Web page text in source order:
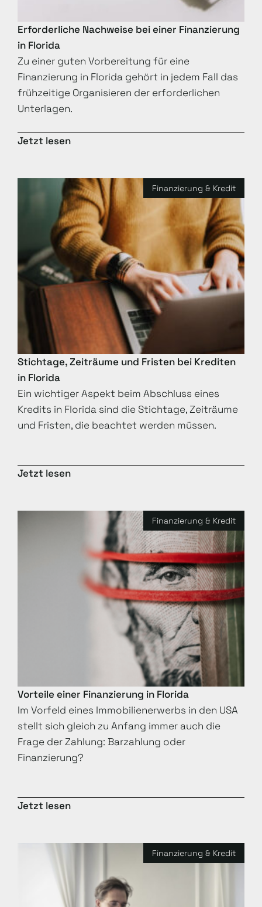
Erforderliche Nachweise bei einer Finanzierung
in Florida
Zu einer guten Vorbereitung für eine
Finanzierung in Florida gehört in jedem Fall das
frühzeitige Organisieren der erforderlichen
Unterlagen.
Jetzt lesen
Finanzierung & Kredit
Stichtage, Zeiträume und Fristen bei Krediten
in Florida
Ein wichtiger Aspekt beim Abschluss eines
Kredits in Florida sind die Stichtage, Zeiträume
und Fristen, die beachtet werden müssen.
Jetzt lesen
Finanzierung & Kredit
Vorteile einer Finanzierung in Florida
Im Vorfeld eines Immobilienerwerbs in den USA
stellt sich gleich zu Anfang immer auch die
Frage der Zahlung: Barzahlung oder
Finanzierung?
Jetzt lesen
Finanzierung & Kredit